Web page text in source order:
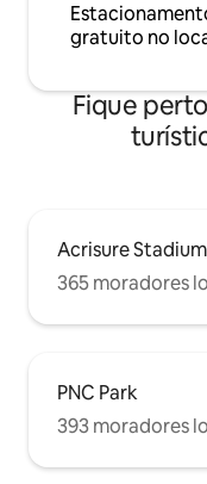
gratuito no
Fique
Acrisure Stadium
365 moradores
PNC Park
393 moradores